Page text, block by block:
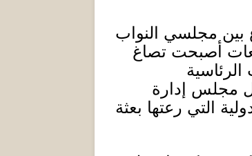
مجلسي النواب
أصبحت تصاغ
مجلس إدارة
التي رعتها بعثة